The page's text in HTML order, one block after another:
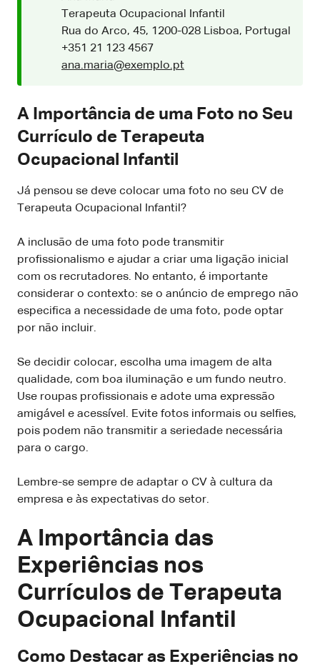
Terapeuta Ocupacional Infantil
Rua do Arco, 45, 1200-028 Lisboa, Portugal
+351 21 123 4567
ana.maria@exemplo.pt
A Importância de uma Foto no Seu
Currículo de Terapeuta
Ocupacional Infantil
Já pensou se deve colocar uma foto no seu CV de
Terapeuta Ocupacional Infantil?
A inclusão de uma foto pode transmitir
profissionalismo e ajudar a criar uma ligação inicial
com os recrutadores. No entanto, é importante
considerar o contexto: se o anúncio de emprego não
especifica a necessidade de uma foto, pode optar
por não incluir.
Se decidir colocar, escolha uma imagem de alta
qualidade, com boa iluminação e um fundo neutro.
Use roupas profissionais e adote uma expressão
amigável e acessível. Evite fotos informais ou selfies,
pois podem não transmitir a seriedade necessária
para o cargo.
Lembre-se sempre de adaptar o CV à cultura da
empresa e às expectativas do setor.
A Importância das
Experiências nos
Currículos de Terapeuta
Ocupacional Infantil
Como Destacar as Experiências no